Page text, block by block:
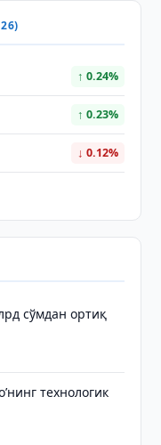
↑ 0.24%
↑ 0.23%
↓ 0.12%
сўмдан ортиқ
технологик